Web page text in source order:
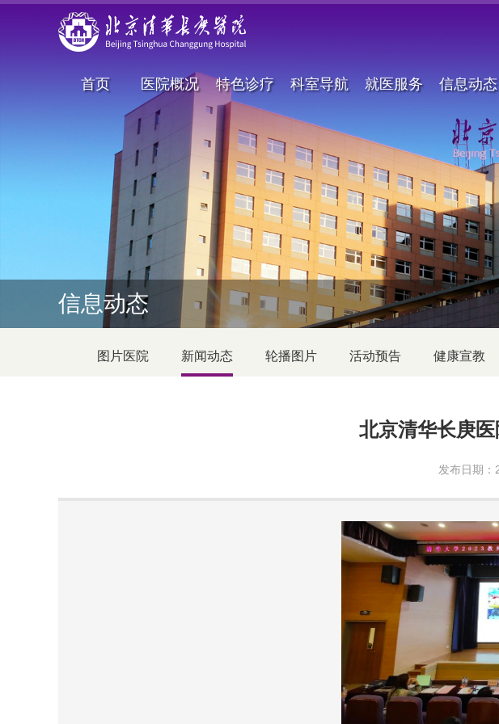
首页 医院概况 特色诊疗 科室导航 就医服务 信息动态
信息动态
图片医院 新闻动态 轮播图片 活动预告 健康宣教
北京清华长庚
发布日期